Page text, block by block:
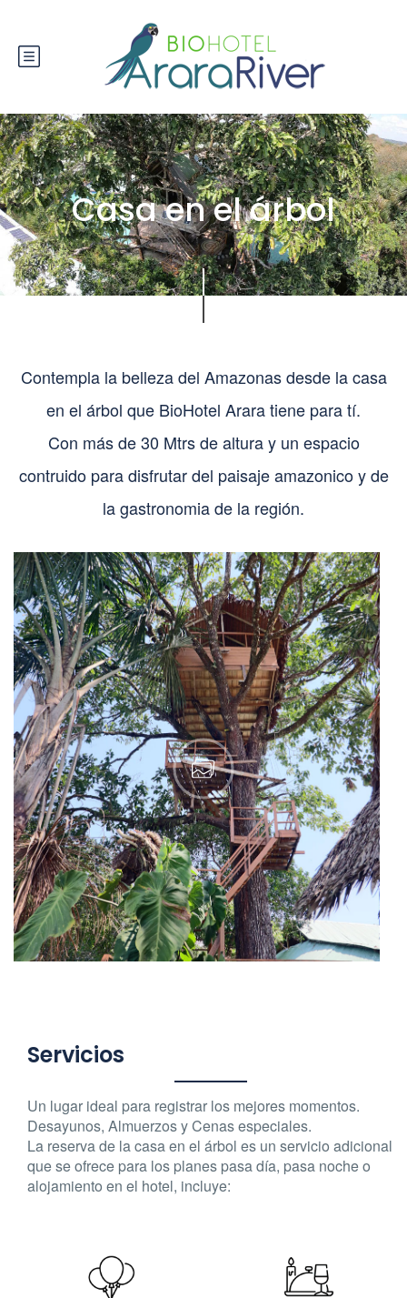
Casa en el árbol
Contempla la belleza del Amazonas desde la casa
en el árbol que BioHotel Arara tiene para tí.
Con más de 30 Mtrs de altura y un espacio
contruido para disfrutar del paisaje amazonico y de
la gastronomia de la región.
Servicios
Un lugar ideal para registrar los mejores momentos.
Desayunos, Almuerzos y Cenas especiales.
La reserva de la casa en el árbol es un servicio adicional
que se ofrece para los planes pasa día, pasa noche o
alojamiento en el hotel, incluye: